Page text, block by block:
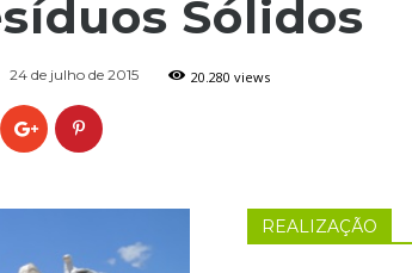
Sólidos
24 de julho de 2015 20.280 views
REALIZAÇÃO